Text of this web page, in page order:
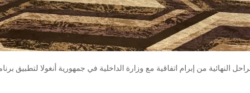
النهائية من إبرام اتفاقية مع وزارة الداخلية في جمهورية أنغولا لتطبيق